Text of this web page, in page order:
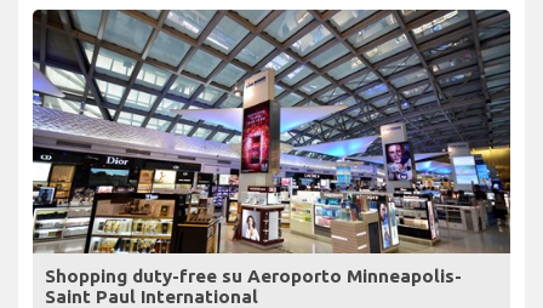
Shopping duty-free su Aeroporto Minneapolis-
Saint Paul International